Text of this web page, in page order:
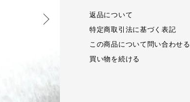
返品について
特定商取引法に基づく表記
この商品について問い合わせる
買い物を続ける